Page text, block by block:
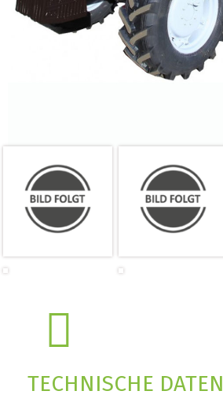
TECHNISCHE DATEN